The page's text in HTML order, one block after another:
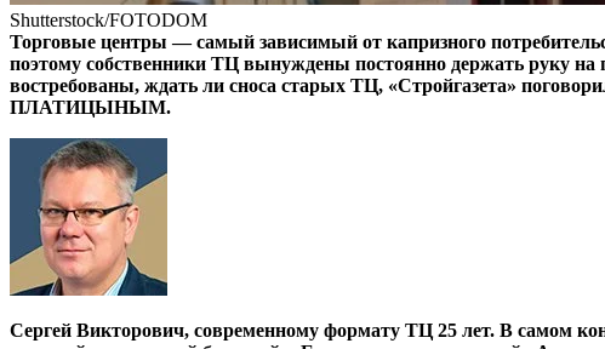
Shutterstock/FOTODOM
Торговые центры — самый зависимый от капризного
поэтому собственники ТЦ вынуждены постоянно держать руку на
востребованы, ждать ли сноса старых ТЦ, «Стройгазета»
ПЛАТИЦЫНЫМ.
Сергей Викторович, современному формату ТЦ 25 лет. В самом